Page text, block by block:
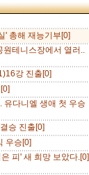
' 총해 재능기부[0]
원테니스장에서 열러..
강 진출[0]
유다니엘 생애 첫 우승
승 진출[0]
우승[0]
피' 새 희망 보았다.[0]